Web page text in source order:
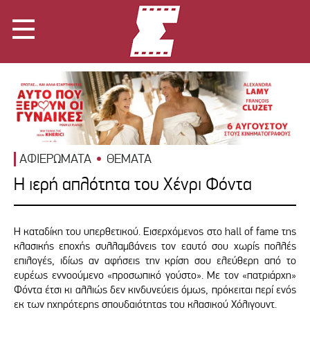
ΑΦΙΕΡΩΜΑΤΑ ΘΕΜΑΤΑ
Η ιερή απλότητα του Χένρι Φόντα
Η καταδίκη του υπερθετικού. Εισερχόμενος στο hall of fame της
κλασικής εποχής συλλαμβάνεις τον εαυτό σου χωρίς πολλές
επιλογές, ιδίως αν αφήσεις την κρίση σου ελεύθερη από το
ευρέως εννοούμενο «προσωπικό γούστο». Με τον «πατριάρχη»
Φόντα έτσι κι αλλιώς δεν κινδυνεύεις όμως, πρόκειται περί ενός
εκ των ηχηρότερης σπουδαιότητας του κλασικού Χόλιγουντ.